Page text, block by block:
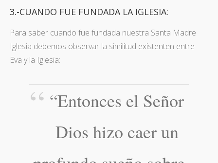
3.-CUANDO FUE FUNDADA LA IGLESIA:
Para saber cuando fue fundada nuestra Santa Madre
Iglesia debemos observar la similitud existenten entre
Eva y la Iglesia:
“Entonces el Señor
Dios hizo caer un